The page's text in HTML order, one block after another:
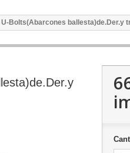
U-Bolts(Abarcones ballesta)de.Der.y